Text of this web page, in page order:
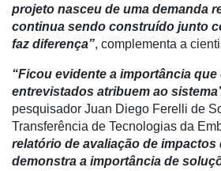
projeto nasceu de uma demanda
continua sendo construído junto
faz diferença”, complementa a
“Ficou evidente a importância
entrevistados atribuem ao
pesquisador Juan Diego Ferelli de
Transferência de Tecnologias da
relatório de avaliação de impactos
demonstra a importância de